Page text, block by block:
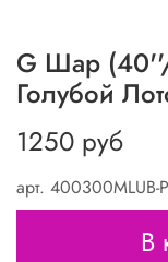
арт. 400300MLUB-P
G Шар
Голубой
1250 руб
В